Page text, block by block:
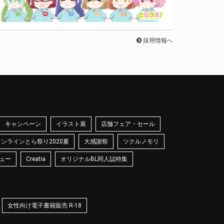
採用情報へ
キャンペーン イラスト展 店舗フェア・セール
ラインとら祭り2020夏 大感謝祭 ツクルノモリ
ー Creatia オリジナルBL同人誌特集
女性向け電子書籍販売 R-18